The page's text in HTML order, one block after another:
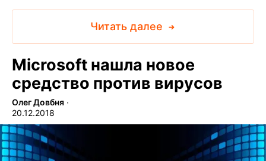
Читать далее
Microsoft нашла новое
средство против вирусов
Олег Довбня ∙
20.12.2018